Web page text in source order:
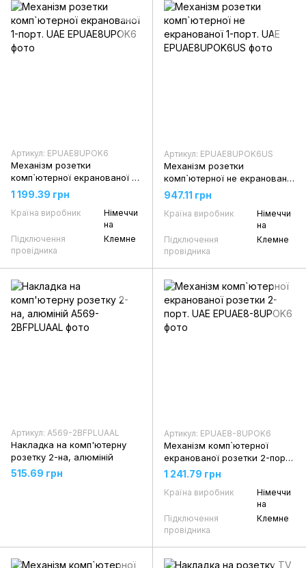
Артикул: EPUAE8UPOK6
Механізм розетки
комп`ютерної екранованої 1-
порт. UAE
1 199.39 грн
Країна виробник
Німеччи
на
Підключення
провідника
Клемне
Артикул: EPUAE8UPOK6US
Механізм розетки
комп`ютерної не екранованої
1-порт. UAE
947.11 грн
Країна виробник
Німеччи
на
Підключення
провідника
Клемне
Артикул: A569-2BFPLUAAL
Накладка на комп'ютерну
розетку 2-на, алюміній
515.69 грн
Артикул: EPUAE8-8UPOK6
Механізм комп`ютерної
екранованої розетки 2-порт.
UAE
1 241.79 грн
Країна виробник
Німеччи
на
Підключення
провідника
Клемне